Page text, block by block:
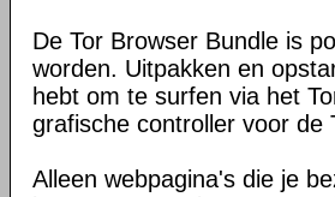
De Tor Browser Bundle is
worden. Uitpakken en
hebt om te surfen via het
grafische controller voor de
Alleen webpagina's die je